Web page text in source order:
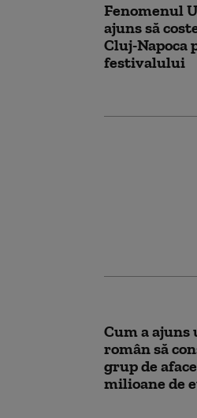
Fenomenul
ajuns să
Cluj-Napoca
festivalului
Cum a
român să
grup de
milioane de